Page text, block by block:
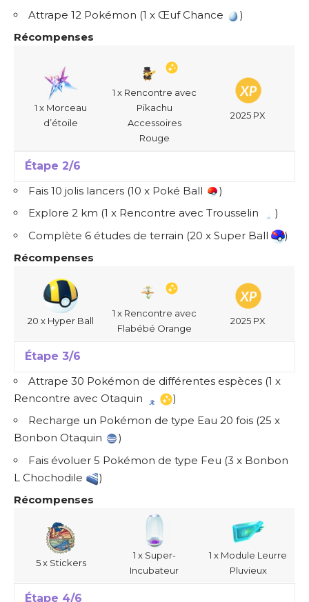
Attrape 12 Pokémon (1 x Œuf Chance
)
Récompenses
1 x Morceau
d’étoile
1 x Rencontre avec
Pikachu
Accessoires
Rouge
2025 PX
Étape 2/6
Fais 10 jolis lancers (10 x Poké Ball
)
Explore 2 km (1 x Rencontre avec Trousselin
)
Complète 6 études de terrain (20 x Super Ball
)
Récompenses
20 x Hyper Ball
1 x Rencontre avec
Flabébé Orange
2025 PX
Étape 3/6
Attrape 30 Pokémon de différentes espèces (1 x
Rencontre avec Otaquin
)
Recharge un Pokémon de type Eau 20 fois (25 x
Bonbon Otaquin
)
Fais évoluer 5 Pokémon de type Feu (3 x Bonbon
L Chochodile
)
Récompenses
5 x Stickers
1 x Super-
Incubateur
1 x Module Leurre
Pluvieux
Étape 4/6